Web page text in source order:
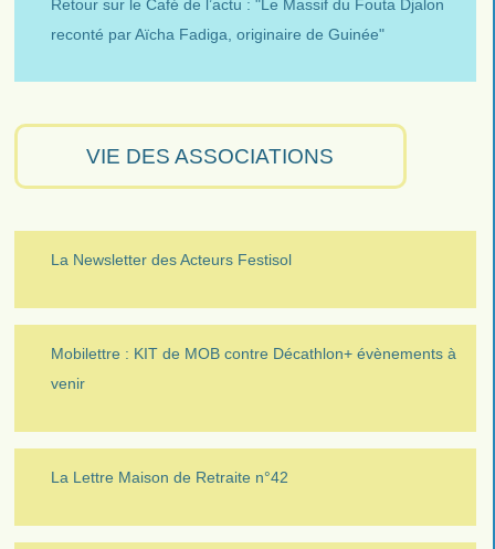
Retour sur le Café de l’actu : "Le Massif du Fouta Djalon
reconté par Aïcha Fadiga, originaire de Guinée"
VIE DES ASSOCIATIONS
La Newsletter des Acteurs Festisol
Mobilettre : KIT de MOB contre Décathlon+ évènements à
venir
La Lettre Maison de Retraite n°42